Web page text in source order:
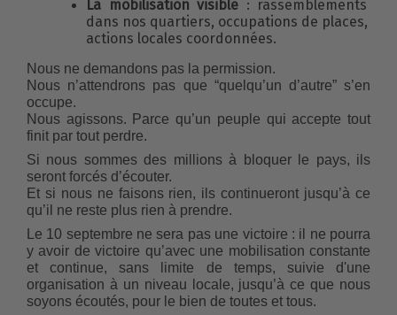
La mobilisation visible : rassemblements
dans nos quartiers, occupations de places,
actions locales coordonnées.
Nous ne demandons pas la permission.
Nous n’attendrons pas que “quelqu’un d’autre” s’en
occupe.
Nous agissons. Parce qu’un peuple qui accepte tout
finit par tout perdre.
Si nous sommes des millions à bloquer le pays, ils
seront forcés d’écouter.
Et si nous ne faisons rien, ils continueront jusqu’à ce
qu’il ne reste plus rien à prendre.
Le 10 septembre ne sera pas une victoire : il ne pourra
y avoir de victoire qu’avec une mobilisation constante
et continue, sans limite de temps, suivie d'une
organisation à un niveau locale, jusqu’à ce que nous
soyons écoutés, pour le bien de toutes et tous.